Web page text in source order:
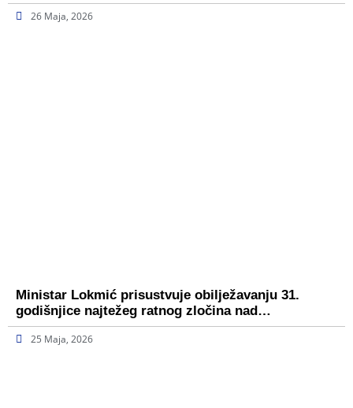
26 Maja, 2026
Ministar Lokmić prisustvuje obilježavanju 31.
godišnjice najtežeg ratnog zločina nad…
25 Maja, 2026